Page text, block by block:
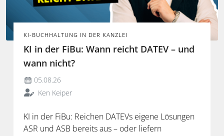
KI-BUCHHALTUNG IN DER KANZLEI
KI in der FiBu: Wann reicht DATEV – und
wann nicht?
05.08.26
Ken Keiper
KI in der FiBu: Reichen DATEVs eigene Lösungen
ASR und ASB bereits aus – oder liefern